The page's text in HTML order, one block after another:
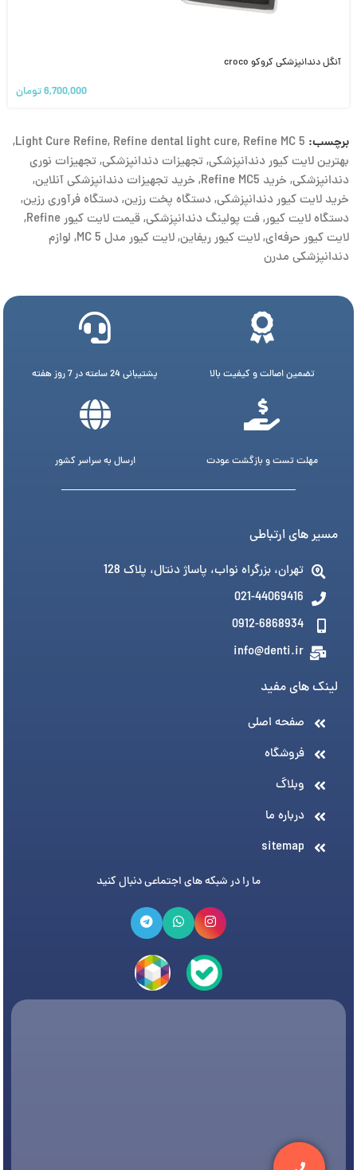
آنگل دندانپزشکی کروکو croco
6,700,000تومان
برچسب: Light Cure Refine, Refine dental light cure, Refine MC 5
,
بهترین لایت کیور دندانپزشکی,تجهیزات دندانپزشکی,تجهیزات نوری
دندانپزشکی, خرید Refine MC5 , خرید تجهیزات دندانپزشکی آنلاین,
خرید لایت کیور دندانپزشکی,دستگاه پخت رزین,دستگاه فرآوری رزین,
دستگاه لایت کیور,فت پولینگ دندانپزشکی,قیمت لایت کیور Refine
,
لایت کیور حرفه‌ای,لایت کیور ریفاین,لایت کیور مدل MC 5 , لوازم
دندانپزشکی مدرن
تضمین اصالت و کیفیت بالا پشتیبانی 24 ساعته در 7 روز هفته
مهلت تست و بازگشت عودت ارسال به سراسر کشور
مسیر های ارتباطی
تهران، بزرگراه نواب، پاساژ دنتال، پلاک 128
021-44069416
0912-6868934
info@denti.ir
لینک های مفید
صفحه اصلی
فروشگاه
وبلاگ
درباره ما
sitemap
ما را در شبکه های اجتماعی دنبال کنید